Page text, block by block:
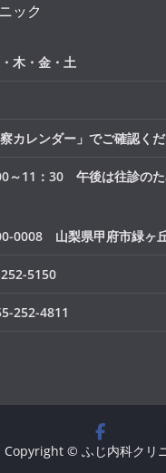
ック
木・金・土
カレンダー」でご確認くだ
11：30 午後は往診のた
山梨県甲府市緑ヶ
5150
252-4811
Copyright © ふじ内科クリ